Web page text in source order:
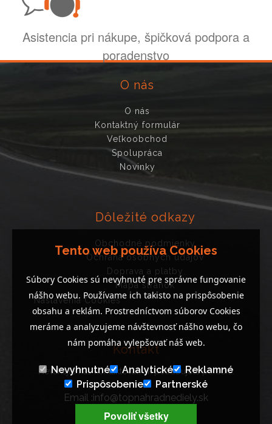
Asistencia pri nákupe, špičková podpora a
poradenstvo
O nás
O nás
Kontaktný formulár
Veľkoobchod
Spolupráca
Novinky
Dôležité odkazy
Obchodné podmienky
Ochrana osobných údajov
Doprava a platby
Mapa stránok
Nastavenia Cookies
Kontakt
Neváhajte nás kontaktovať, ak potrebujete poradiť..
Email :info@topnahradnediely.sk
Tel : +421 919 278 288
Tento web používa Cookies
Súbory Cookies sú nevyhnuté pre správne fungovanie
nášho webu. Používame ich takisto na prispôsobenie
obsahu a reklám. Prostredníctvom súborov Cookies
meráme a analyzujeme návštevnosť nášho webu, čo
nám pomáha vylepšovať náš web.
Nevyhnutné Analytické
Reklamné
Prispôsobenie
Partnerské
Povoliť všetky